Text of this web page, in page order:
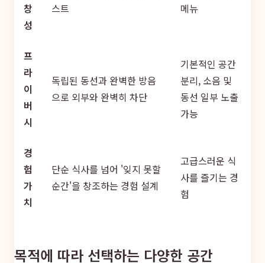
창
성
스트
메뉴
프
라
이
버
시
독립된 동선과 완벽한 방음
으로 외부와 완벽히 차단
기본적인 공간
분리, 소음 및
동선 일부 노출
가능
경
험
가
치
단순 식사를 넘어 '잊지 못할
순간'을 창조하는 경험 설계
고급스러운 식
사를 즐기는 경
험
목적에 따라 선택하는 다양한 공간